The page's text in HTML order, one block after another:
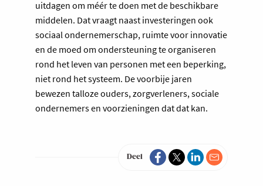
uitdagen om méér te doen met de beschikbare
middelen. Dat vraagt naast investeringen ook
sociaal ondernemerschap, ruimte voor innovatie
en de moed om ondersteuning te organiseren
rond het leven van personen met een beperking,
niet rond het systeem. De voorbije jaren
bewezen talloze ouders, zorgverleners, sociale
ondernemers en voorzieningen dat dat kan.
Deel